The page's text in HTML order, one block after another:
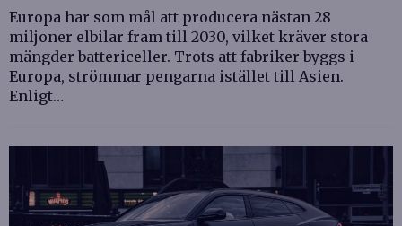
Europa har som mål att producera nästan 28
miljoner elbilar fram till 2030, vilket kräver stora
mängder battericeller. Trots att fabriker byggs i
Europa, strömmar pengarna istället till Asien.
Enligt…